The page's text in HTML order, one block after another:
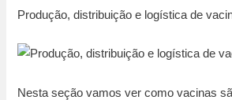
Produção, distribuição e logística de
Nesta seção vamos ver como vacinas